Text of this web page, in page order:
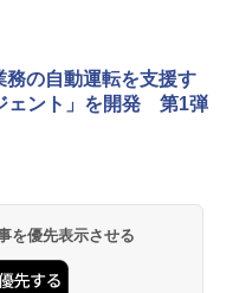
の自動運転を支援す
ェント」を開発 第1弾
を優先表示させる